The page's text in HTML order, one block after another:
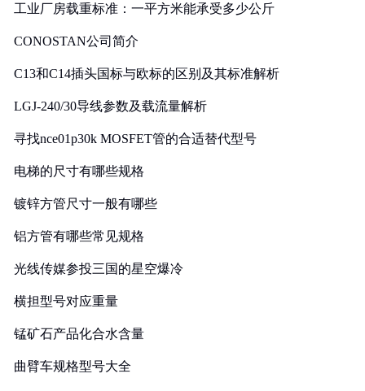
工业厂房载重标准：一平方米能承受多少公斤
CONOSTAN公司简介
C13和C14插头国标与欧标的区别及其标准解析
LGJ-240/30导线参数及载流量解析
寻找nce01p30k MOSFET管的合适替代型号
电梯的尺寸有哪些规格
镀锌方管尺寸一般有哪些
铝方管有哪些常见规格
光线传媒参投三国的星空爆冷
横担型号对应重量
锰矿石产品化合水含量
曲臂车规格型号大全